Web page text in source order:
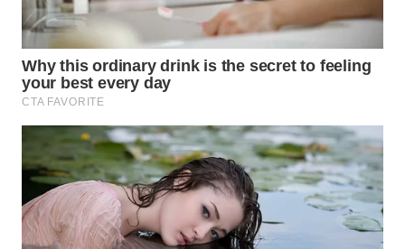
TANI
WAHANA
ADVOKAT
WAHANA
INFRASTRUKTUR
WAHANA
KONSUMEN